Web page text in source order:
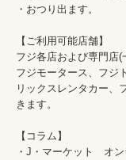
・おつり出ます。
【ご利用可能店舗】
フジ各店および専門店(
フジモータース、フジ
リックスレンタカー、
きます。
【コラム】
・J・マーケット　オ